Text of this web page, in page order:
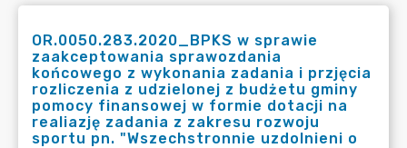
OR.0050.283.2020_BPKS w sprawie
zaakceptowania sprawozdania
końcowego z wykonania zadania i przjęcia
rozliczenia z udzielonej z budżetu gminy
pomocy finansowej w formie dotacji na
realiazję zadania z zakresu rozwoju
sportu pn. "Wszechstronnie uzdolnieni o